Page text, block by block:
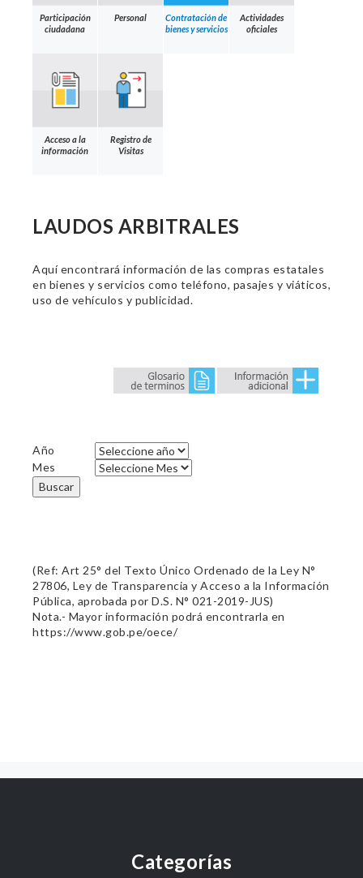
Participación
ciudadana
Personal
Contratación de
bienes y servicios
Actividades
oficiales
Acceso a la
información
Registro de
Visitas
LAUDOS ARBITRALES
Aquí encontrará información de las compras estatales
en bienes y servicios como teléfono, pasajes y viáticos,
uso de vehículos y publicidad.
Año
Mes
Buscar
(Ref: Art 25° del Texto Único Ordenado de la Ley N°
27806, Ley de Transparencia y Acceso a la Información
Pública, aprobada por D.S. N° 021-2019-JUS)
Nota.- Mayor información podrá encontrarla en
https://www.gob.pe/oece/
Categorías